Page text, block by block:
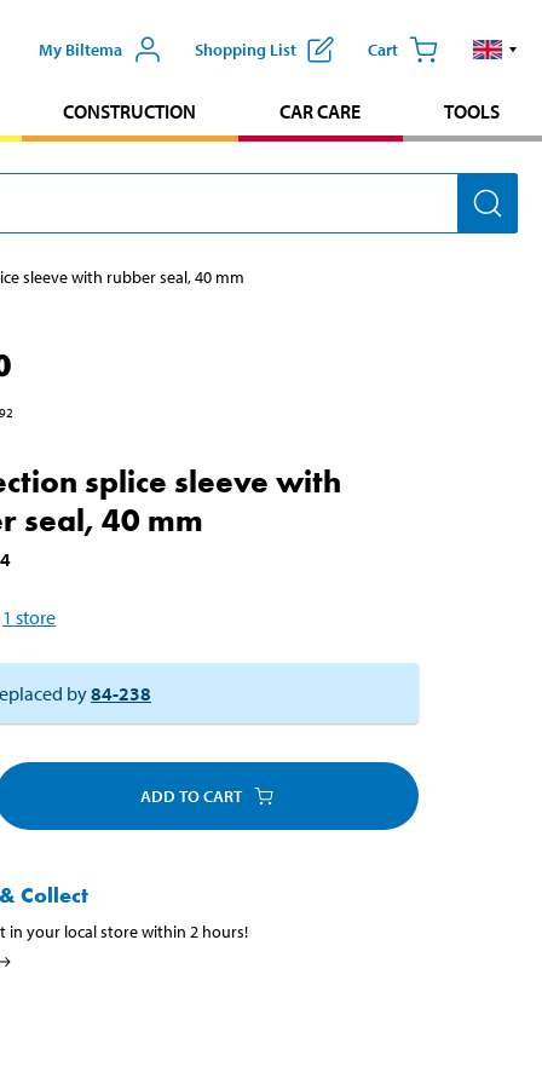
My Biltema Shopping List Cart
CONSTRUCTION CAR CARE TOOLS
sleeve with rubber seal, 40 mm
splice sleeve with
seal, 40 mm
1 store
by84-238
ADD TO CART
Collect
in your local store within 2 hours!